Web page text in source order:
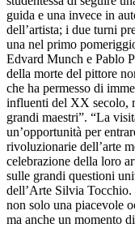
guida e una invece in
dell’artista; i due turni
una nel primo
Edvard Munch e Pablo
della morte del pittore
che ha permesso di
influenti del XX secolo,
grandi maestri”. “La
un’opportunità per
rivoluzionarie dell’arte
celebrazione della loro
sulle grandi questioni
dell’Arte Silvia Tocchio.
non solo una piacevole
ma anche un momento